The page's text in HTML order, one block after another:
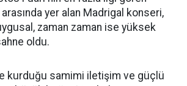
yer alan Madrigal konseri,
zaman zaman ise yüksek
oldu.
kurduğu samimi iletişim ve güçlü